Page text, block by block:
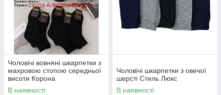
Чоловічі вовняні шкарпетки з
махровою стопою середньої
висоти Корона
В наявності
Чоловічі шкарпетки з овечої
шерсті Стиль Люкс
В наявності